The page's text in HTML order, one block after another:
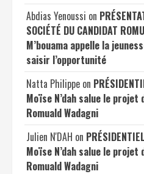
Abdias Yenoussi on
SOCIÉTÉ DU CANDIDAT
M’bouama appelle la
saisir l’opportunité
Natta Philippe on
Moïse N’dah salue le
Romuald Wadagni
Julien N'DAH on
Moïse N’dah salue le
Romuald Wadagni